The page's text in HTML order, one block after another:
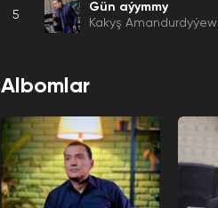
5
Gün aýymmy
Kakyş Amandurdyýew
Albomlar